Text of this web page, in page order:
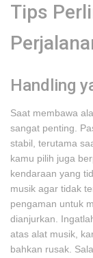
Tips
Handling
Saat membawa
sangat penting.
stabil, terutama
kamu pilih juga
kendaraan yang
musik agar tidak
pengaman untuk
dianjurkan.
atas alat musik,
bahkan rusak.